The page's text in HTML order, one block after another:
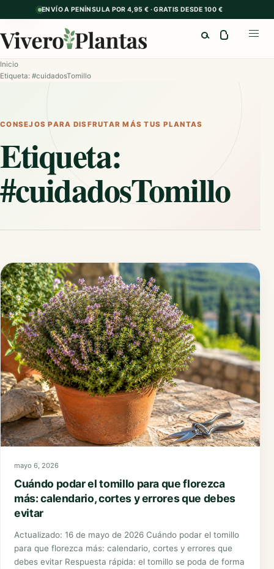
ENVÍO A PENÍNSULA POR 4,95 € · GRATIS DESDE 100 €
Inicio
Etiqueta: #cuidadosTomillo
CONSEJOS PARA DISFRUTAR MÁS TUS PLANTAS
Etiqueta:
#cuidadosTomillo
mayo 6, 2026
Cuándo podar el tomillo para que florezca
más: calendario, cortes y errores que debes
evitar
Actualizado: 16 de mayo de 2026 Cuándo podar el tomillo
para que florezca más: calendario, cortes y errores que
debes evitar Respuesta rápida: el tomillo se poda de forma